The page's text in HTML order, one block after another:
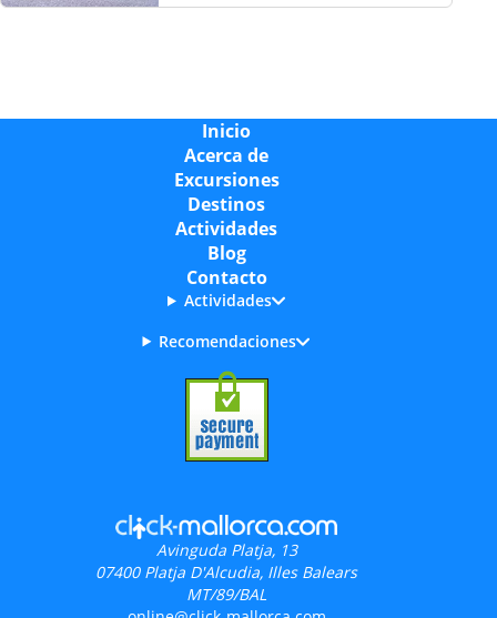
Inicio
Acerca de
Excursiones
Destinos
Actividades
Blog
Contacto
Actividades
Recomendaciones
Avinguda Platja, 13
07400 Platja D'Alcudia, Illes Balears
MT/89/BAL